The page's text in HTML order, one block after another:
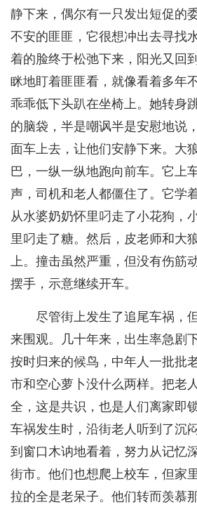
静下来，偶尔有一只发出短促的
不安的匪匪，它很想冲出去寻找
着的脸终于松弛下来，阳光又回
眯地盯着匪匪看，就像看着多年
乖乖低下头趴在坐椅上。她转身
的脑袋，半是嘲讽半是安慰地说
面车上去，让他们安静下来。大
巴，一纵一纵地跑向前车。它上
声，司机和老人都僵住了。它学
从水婆奶奶怀里叼走了小花狗，
里叼走了糖。然后，皮老师和大
上。撞击虽然严重，但没有伤筋
摆手，示意继续开车。
尽管街上发生了追尾车祸，
来围观。几十年来，出生率急剧
按时归来的候鸟，中年人一批批
市和空心萝卜没什么两样。把老
全，这是共识，也是人们离家即
车祸发生时，沿街老人听到了沉
到窗口木讷地看着，努力从记忆
街市。他们也想爬上校车，但家
拉的全是老呆子。他们转而羡慕